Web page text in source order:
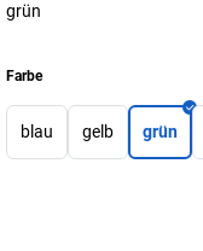
grün
Farbe
blau gelb grün